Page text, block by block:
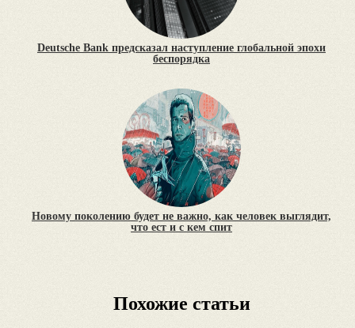
Deutsche Bank предсказал наступление глобальной эпохи
беспорядка
Новому поколению будет не важно, как человек выглядит,
что ест и с кем спит
Похожие статьи